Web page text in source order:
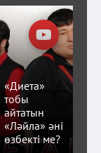
«Диета»
тобы
айтатын
«Ләйла» әні
өзбекті ме?